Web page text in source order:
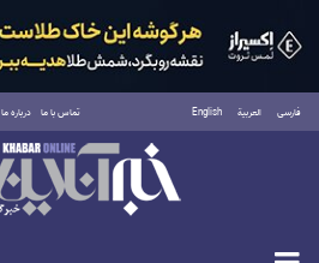
فارسی العربية English تماس با ما درباره ما
یکشنبه ۱۸ مرداد ۱۴۰۵